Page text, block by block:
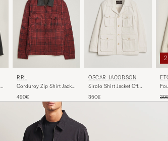
RRL
Corduroy Zip Shirt Jacket
490€
OSCAR JACOBSON
Sirolo Shirt Jacket Off
350€